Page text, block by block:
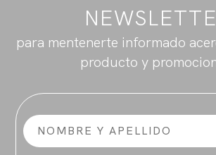
para mentenerte informado
producto y